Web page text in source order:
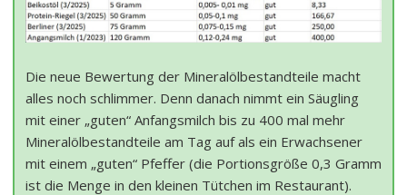
Die neue Bewertung der Mineralölbestandteile macht
alles noch schlimmer. Denn danach nimmt ein Säugling
mit einer „guten“ Anfangsmilch bis zu 400 mal mehr
Mineralölbestandteile am Tag auf als ein Erwachsener
mit einem „guten“ Pfeffer (die Portionsgröße 0,3 Gramm
ist die Menge in den kleinen Tütchen im Restaurant).